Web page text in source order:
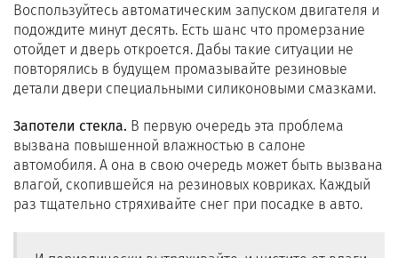
Воспользуйтесь автоматическим запуском двигателя и
подождите минут десять. Есть шанс что промерзание
отойдет и дверь откроется. Дабы такие ситуации не
повторялись в будущем промазывайте резиновые
детали двери специальными силиконовыми смазками.
Запотели стекла. В первую очередь эта проблема
вызвана повышенной влажностью в салоне
автомобиля. А она в свою очередь может быть вызвана
влагой, скопившейся на резиновых ковриках. Каждый
раз тщательно стряхивайте снег при посадке в авто.